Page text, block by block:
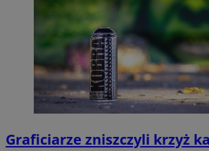
Graficiarze zniszczyli krzyż